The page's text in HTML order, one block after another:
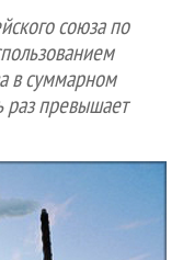
союза по
в суммарном
раз превышает